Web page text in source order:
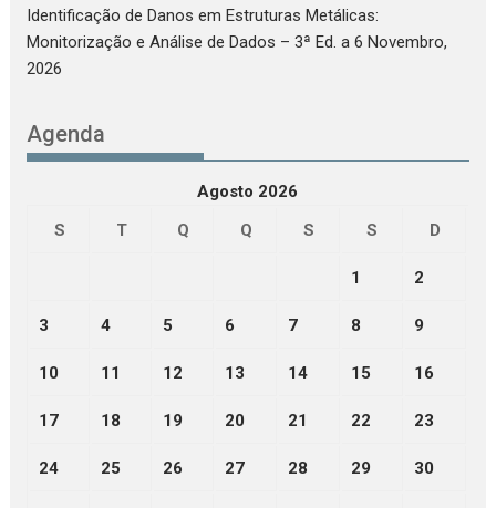
Identificação de Danos em Estruturas Metálicas:
Monitorização e Análise de Dados – 3ª Ed. a 6 Novembro,
2026
Agenda
Agosto 2026
S
T Q Q S S D
1 2
3 4 5 6 7 8 9
10 11 12 13 14 15 16
17 18 19 20 21 22 23
24 25 26 27 28 29 30